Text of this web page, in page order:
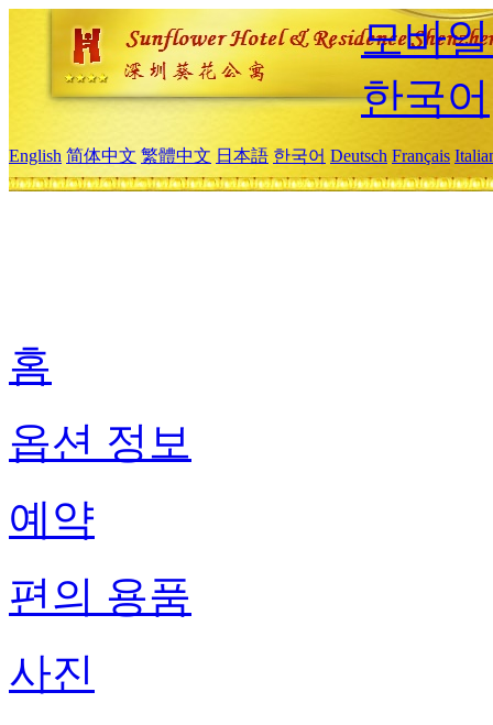
모바
한국어
English 简体中文 繁體中文 日本語 한국어 Deutsch Français
홈
옵션 정보
예약
편의 용품
사진